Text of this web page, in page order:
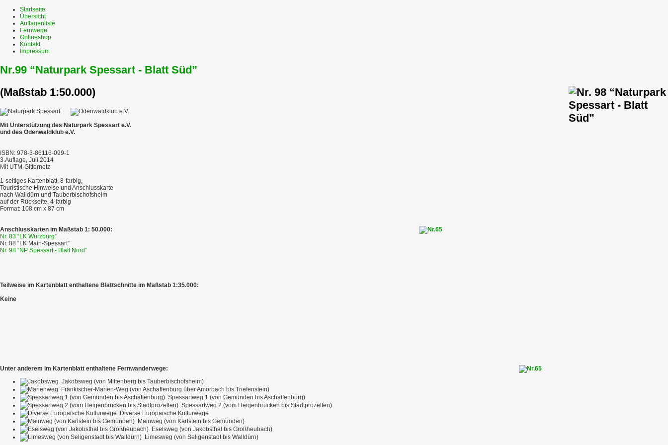
Startseite
Übersicht
Auflagenliste
Fernwege
Onlineshop
Kontakt
Impressum
Nr.99 “Naturpark Spessart - Blatt Süd”
(Maßstab 1:50.000)
Mit Unterstützung des Naturpark Spessart e.V.
und des Odenwaldklub e.V.
ISBN: 978-3-86116-099-1
3.Auflage, Juli 2014
Mit UTM-Gitternetz
1-seitiges Kartenblatt, 8-farbig,
Touristische Hinweise und Anschlusskarte
nach Walldürn und Tauberbischofsheim
auf der Rückseite, 4-farbig
Format: 108 cm x 87 cm
Anschlusskarten im Maßstab 1: 50.000:
Nr. 83 “LK Würzburg”
Nr. 88 “LK Main-Spessart”
Nr. 98 “NP Spessart - Blatt Nord”
Teilweise im Kartenblatt enthaltene Blattschnitte im Maßstab 1:35.000:
Keine
Unter anderem im Kartenblatt enthaltene Fernwanderwege:
Jakobsweg (von Miltenberg bis Tauberbischofsheim)
Fränkischer-Marien-Weg (von Aschaffenburg über Amorbach bis Triefenstein)
Spessartweg 1 (von Gemünden bis Aschaffenburg)
Spessartweg 2 (vom Heigenbrücken bis Stadtprozelten)
Diverse Europäische Kulturwege
Mainweg (von Karlstein bis Gemünden)
Eselsweg (von Jakobsthal bis Großheubach)
Limesweg (von Seligenstadt bis Walldürn)